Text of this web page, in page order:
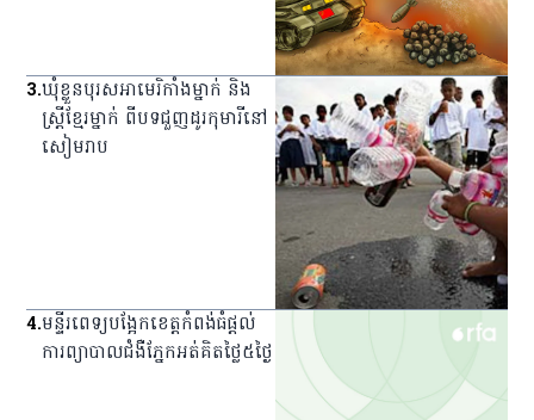
3.ឃុំ​ខ្លួន​បុរស​អាមេរិកាំង​ម្នាក់ និង​
ស្ត្រី​ខ្មែរ​ម្នាក់ ពី​បទ​ជួញ​ដូរ​កុមារី​នៅ​
សៀមរាប
4.មន្ទីរពេទ្យ​បង្អែក​ខេត្ត​កំពង់ធំ​ផ្ដល់​
ការ​ព្យាបាល​ជំងឺ​ភ្នែក​អត់​គិត​ថ្លៃ​៥​ថ្ងៃ